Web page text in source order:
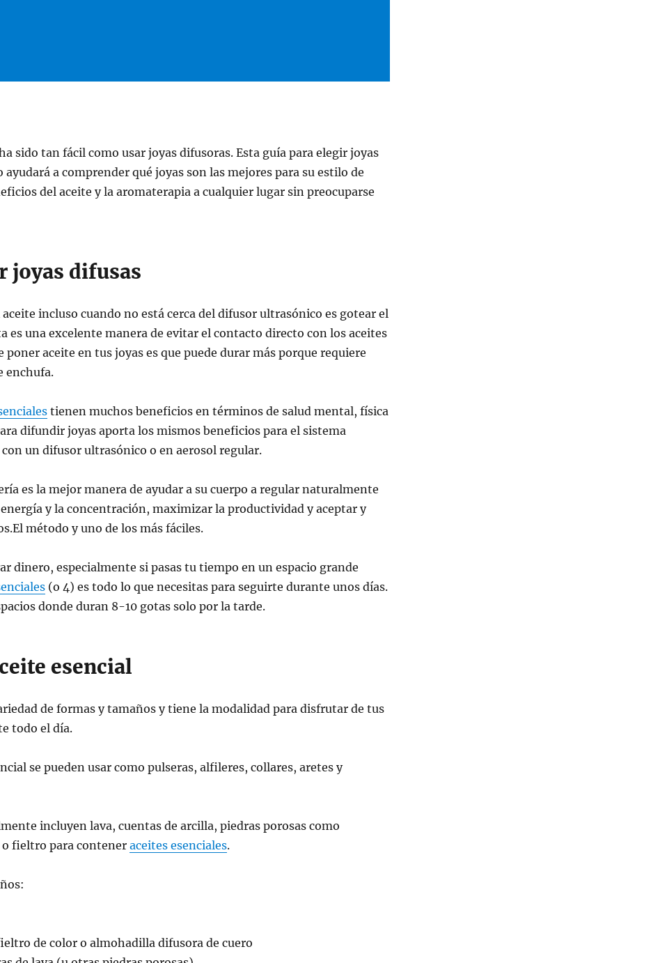
sido tan fácil como usar joyas difusoras. Esta guía para elegir joyas
ayudará a comprender qué joyas son las mejores para su estilo de
del aceite y la aromaterapia a cualquier lugar sin preocuparse
joyas difusas
incluso cuando no está cerca del difusor ultrasónico es gotear el
es una excelente manera de evitar el contacto directo con los aceites
aceite en tus joyas es que puede durar más porque requiere
enchufa.
tienen muchos beneficios en términos de salud mental, física
difundir joyas aporta los mismos beneficios para el sistema
un difusor ultrasónico o en aerosol regular.
es la mejor manera de ayudar a su cuerpo a regular naturalmente
y la concentración, maximizar la productividad y aceptar y
método y uno de los más fáciles.
dinero, especialmente si pasas tu tiempo en un espacio grande
(o 4) es todo lo que necesitas para seguirte durante unos días.
donde duran 8-10 gotas solo por la tarde.
esencial
de formas y tamaños y tiene la modalidad para disfrutar de tus
todo el día.
se pueden usar como pulseras, alfileres, collares, aretes y
incluyen lava, cuentas de arcilla, piedras porosas como
o fieltro para conteneraceites esenciales.
de color o almohadilla difusora de cuero